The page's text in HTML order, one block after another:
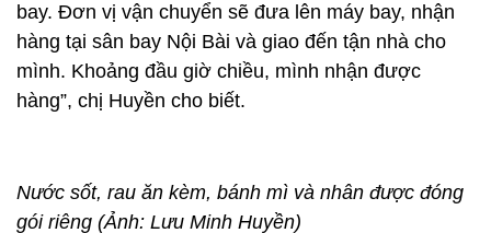
bay. Đơn vị vận chuyển sẽ đưa lên máy bay, nhận
hàng tại sân bay Nội Bài và giao đến tận nhà cho
mình. Khoảng đầu giờ chiều, mình nhận được
hàng”, chị Huyền cho biết.
Nước sốt, rau ăn kèm, bánh mì và nhân được đóng
gói riêng (Ảnh: Lưu Minh Huyền)